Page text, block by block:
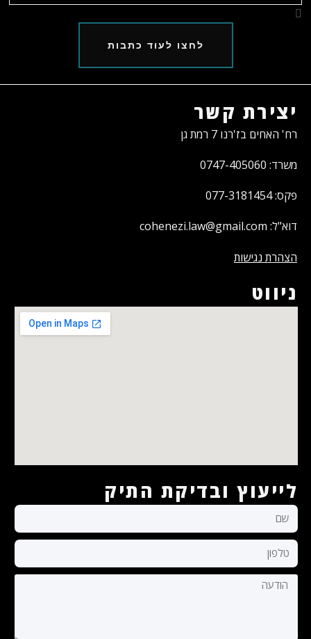
לחצו לעוד כתבות
יצירת קשר
רח' האחים בז'רנו 7 רמת גן
משרד: 0747-405060
פקס: 077-3181454
דוא"ל: cohenezi.law@gmail.com
הצהרת נגישות
ניווט
לייעוץ ובדיקת התיק